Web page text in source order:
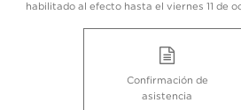
habilitado al efecto hasta el viernes 11 de
Confirmación de
asistencia